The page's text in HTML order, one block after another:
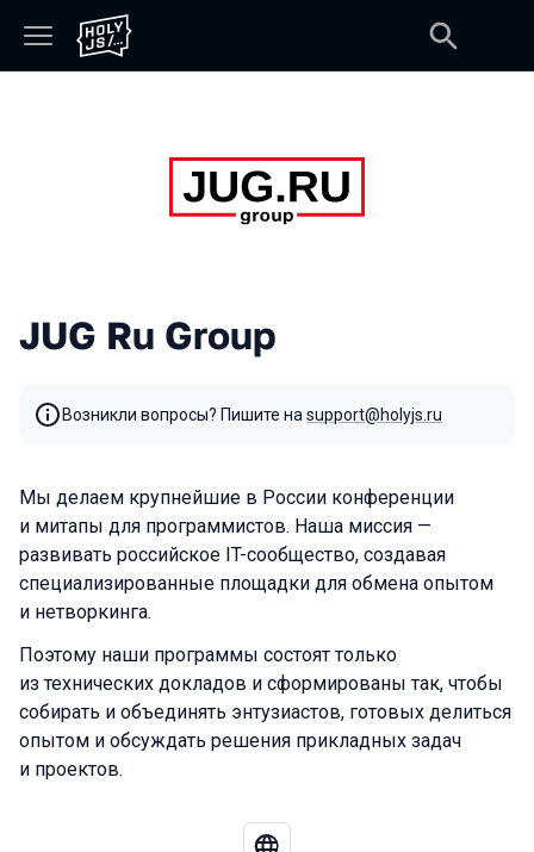
JUG Ru Group
Возникли вопросы? Пишите наsupport@holyjs.ru
Мы делаем крупнейшие в России конференции
и митапы для программистов. Наша миссия —
развивать российское IT-сообщество, создавая
специализированные площадки для обмена опытом
и нетворкинга.
Поэтому наши программы состоят только
из технических докладов и сформированы так, чтобы
собирать и объединять энтузиастов, готовых делиться
опытом и обсуждать решения прикладных задач
и проектов.